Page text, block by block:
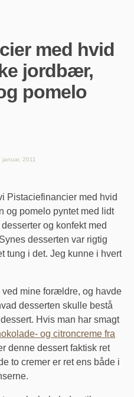
med hvid
jordbær,
pomelo
2011
Pistaciefinancier med hvid
og pomelo pyntet med lidt
og konfekt med
desserten var rigtig
tung i det. Jeg kunne i hvert
mine forældre, og havde
desserten skulle bestå
Hvis man har smagt
og citroncreme fra
denne dessert faktisk ret
to cremer er ret ens både i